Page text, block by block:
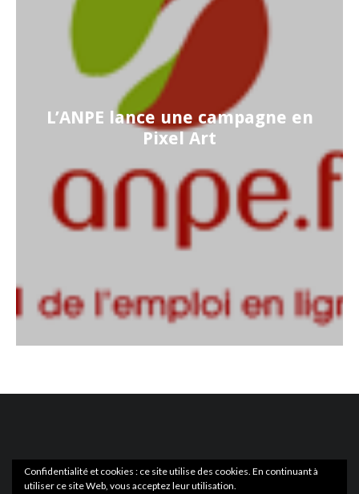
L’ANPE lance une campagne en
Pixel Art
Confidentialité et cookies : ce site utilise des cookies. En continuant à
utiliser ce site Web, vous acceptez leur utilisation.